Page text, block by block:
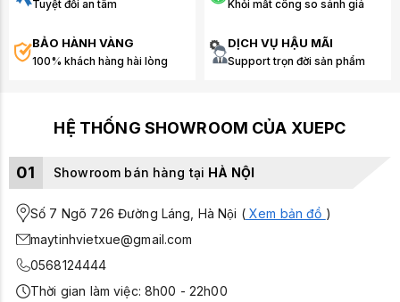
Tuyệt đối an tâm Khỏi mất công so sánh giá
BẢO HÀNH VÀNG
100% khách hàng hài lòng
DỊCH VỤ HẬU MÃI
Support trọn đời sản phẩm
HỆ THỐNG SHOWROOM CỦA XUEPC
01 Showroom bán hàng tại HÀ NỘI
Số 7 Ngõ 726 Đường Láng, Hà Nội (Xem bản đồ )
maytinhvietxue@gmail.com
0568124444
Thời gian làm việc: 8h00 - 22h00